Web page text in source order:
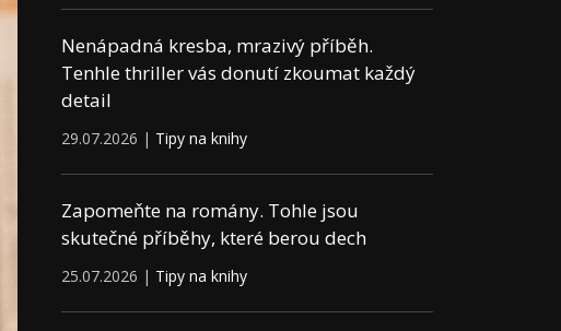
Nenápadná kresba, mrazivý příběh.
Tenhle thriller vás donutí zkoumat každý
detail
29.07.2026 | Tipy na knihy
Zapomeňte na romány. Tohle jsou
skutečné příběhy, které berou dech
25.07.2026 | Tipy na knihy